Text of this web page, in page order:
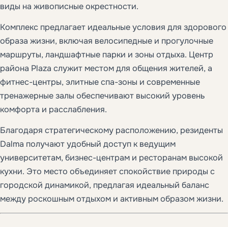
виды на живописные окрестности.
Комплекс предлагает идеальные условия для здорового
образа жизни, включая велосипедные и прогулочные
маршруты, ландшафтные парки и зоны отдыха. Центр
района Plaza служит местом для общения жителей, а
фитнес-центры, элитные спа-зоны и современные
тренажерные залы обеспечивают высокий уровень
комфорта и расслабления.
Благодаря стратегическому расположению, резиденты
Dalma получают удобный доступ к ведущим
университетам, бизнес-центрам и ресторанам высокой
кухни. Это место объединяет спокойствие природы с
городской динамикой, предлагая идеальный баланс
между роскошным отдыхом и активным образом жизни.